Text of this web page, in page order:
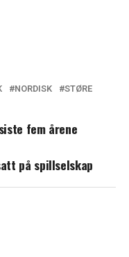
NORDISK STØRE
fem årene
på spillselskap